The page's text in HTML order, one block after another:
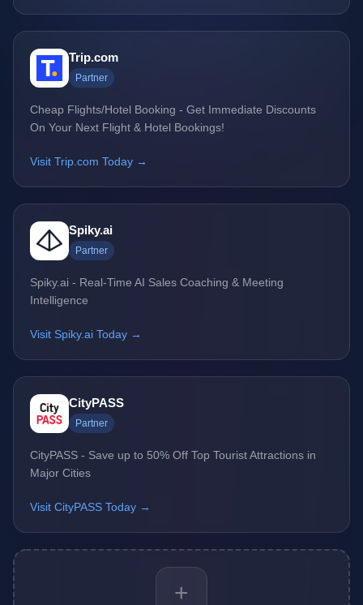
Trip.com
Partner
Cheap Flights/Hotel Booking - Get Immediate Discounts
On Your Next Flight & Hotel Bookings!
Visit Trip.com Today →
Spiky.ai
Partner
Spiky.ai - Real-Time AI Sales Coaching & Meeting
Intelligence
Visit Spiky.ai Today →
CityPASS
Partner
CityPASS - Save up to 50% Off Top Tourist Attractions in
Major Cities
Visit CityPASS Today →
+